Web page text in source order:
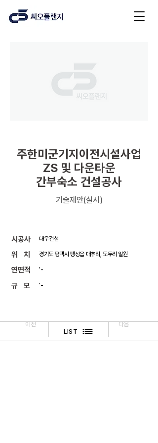
주한미군기지이전시설사업
ZS 및 다운타운
간부숙소 건설공사
기술제안(실시)
​시공사 대우건설
위 치 경기도 평택시 팽성읍 대추리, 도두리 일원
연면적 '-
규 모 '-
이전
LIST
다음